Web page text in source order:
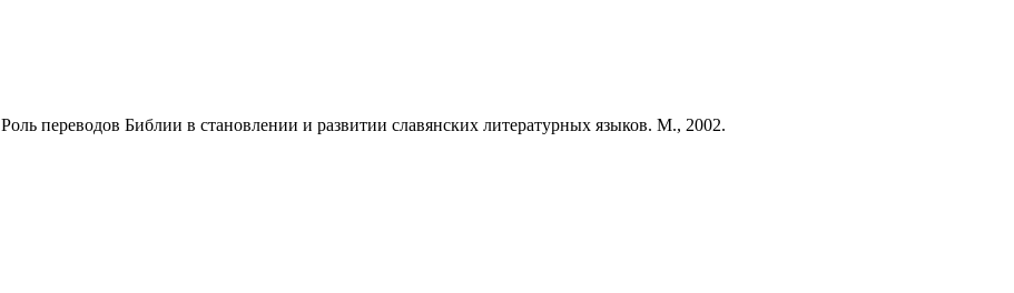
Роль переводов Библии в становлении и развитии славянских литературных языков. М., 2002.